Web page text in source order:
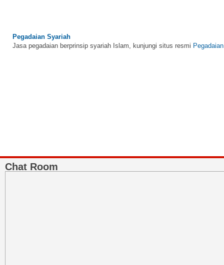
Pegadaian Syariah
Jasa pegadaian berprinsip syariah Islam, kunjungi situs resmi
Chat Room